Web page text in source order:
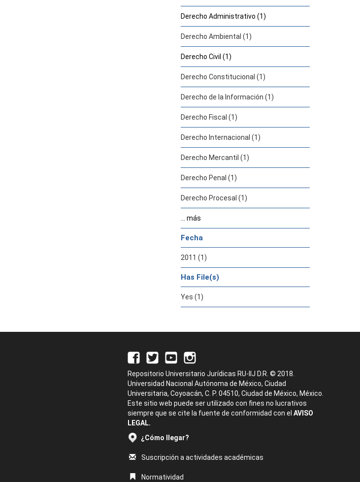
Derecho Administrativo (1)
Derecho Ambiental (1)
Derecho Civil (1)
Derecho Constitucional (1)
Derecho de la Información (1)
Derecho Fiscal (1)
Derecho Internacional (1)
Derecho Mercantil (1)
Derecho Penal (1)
Derecho Procesal (1)
... más
Fecha
2011 (1)
Has File(s)
Yes (1)
Repositorio Universitario Jurídicas RU-IIJ D.R. © 2018.
Universidad Nacional Autónoma de México, Ciudad
Universitaria, Coyoacán, C. P. 04510, Ciudad de México, México.
Este sitio web puede ser utilizado con fines no lucrativos
siempre que se cite la fuente de conformidad con el AVISO
LEGAL.
¿Cómo llegar?
Suscripción a actividades académicas
Normatividad